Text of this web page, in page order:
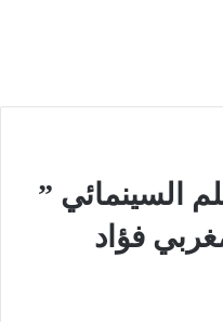
السينمائي ”
فؤاد